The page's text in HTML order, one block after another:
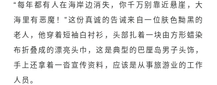
“每年都有人在海岸边消失，你千万别靠近悬崖，大
海里有恶魔！”这份真诚的告诫来自一位肤色黝黑的
老人，他穿着短袖白衬衫，头部扎着一块由方形蜡染
布折叠成的漂亮头巾，这是典型的巴厘岛男子头饰，
手上还拿着一沓宣传资料，应该是从事旅游业的工作
人员。